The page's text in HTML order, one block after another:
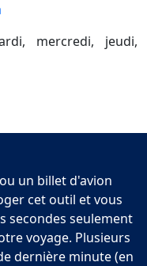
mercredi, jeudi,
un billet d'avion
cet outil et vous
secondes seulement
voyage. Plusieurs
dernière minute (en